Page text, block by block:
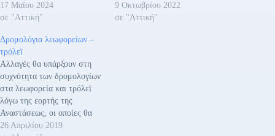
17 Μαΐου 2024
σε "Αττική"
9 Οκτωβρίου 2022
σε "Αττική"
Δρομολόγια λεωφορείων –
τρόλεϊ
Αλλαγές θα υπάρξουν στη
συχνότητα των δρομολογίων
στα λεωφορεία και τρόλεϊ
λόγω της εορτής της
Αναστάσεως, οι οποίες θα
ξεκινήσουν από την Μεγάλη
26 Απριλίου 2019